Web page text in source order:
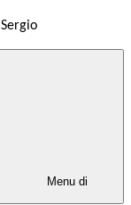
Menu di